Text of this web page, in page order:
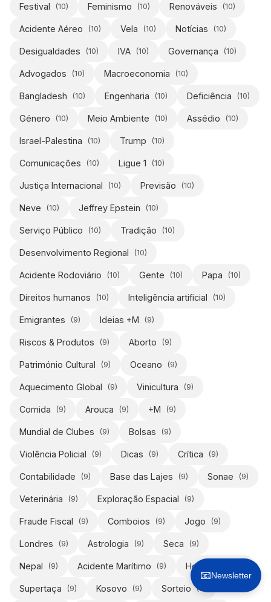
Festival (10) Feminismo (10) Renováveis (10)
Acidente Aéreo (10) Vela (10) Notícias (10)
Desigualdades (10) IVA (10) Governança (10)
Advogados (10) Macroeconomia (10)
Bangladesh (10) Engenharia (10) Deficiência (10)
Género (10) Meio Ambiente (10) Assédio (10)
Israel-Palestina (10) Trump (10)
Comunicações (10) Ligue 1 (10)
Justiça Internacional (10) Previsão (10)
Neve (10) Jeffrey Epstein (10)
Serviço Público (10) Tradição (10)
Desenvolvimento Regional (10)
Acidente Rodoviário (10) Gente (10) Papa (10)
Direitos humanos (10) Inteligência artificial (10)
Emigrantes (9) Ideias +M (9)
Riscos & Produtos (9) Aborto (9)
Património Cultural (9) Oceano (9)
Aquecimento Global (9) Vinicultura (9)
Comida (9) Arouca (9) +M (9)
Mundial de Clubes (9) Bolsas (9)
Violência Policial (9) Dicas (9) Crítica (9)
Contabilidade (9) Base das Lajes (9) Sonae (9)
Veterinária (9) Exploração Espacial (9)
Fraude Fiscal (9) Comboios (9) Jogo (9)
Londres (9) Astrologia (9) Seca (9)
Nepal (9) Acidente Marítimo (9) Hollywood
Supertaça (9) Kosovo (9) Sorteio (9
📧Newsletter